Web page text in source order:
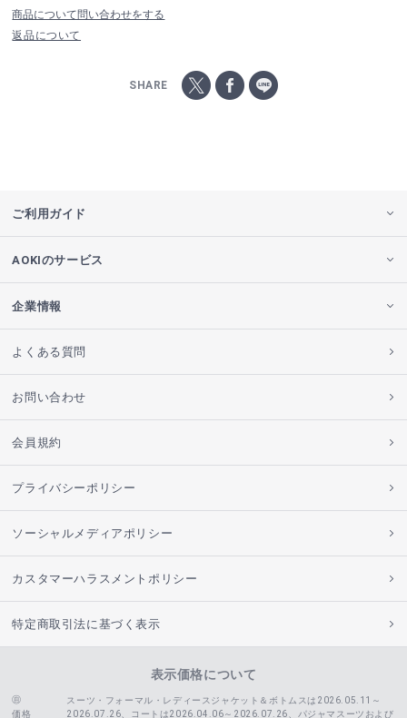
商品について問い合わせをする
返品について
SHARE
ご利用ガイド
AOKIのサービス
企業情報
よくある質問
お問い合わせ
会員規約
プライバシーポリシー
ソーシャルメディアポリシー
カスタマーハラスメントポリシー
特定商取引法に基づく表示
表示価格について
価格
スーツ・フォーマル・レディースジャケット＆ボトムスは2026.05.11～
2026.07.26、コートは2026.04.06～2026.07.26、
パジャマスーツおよび